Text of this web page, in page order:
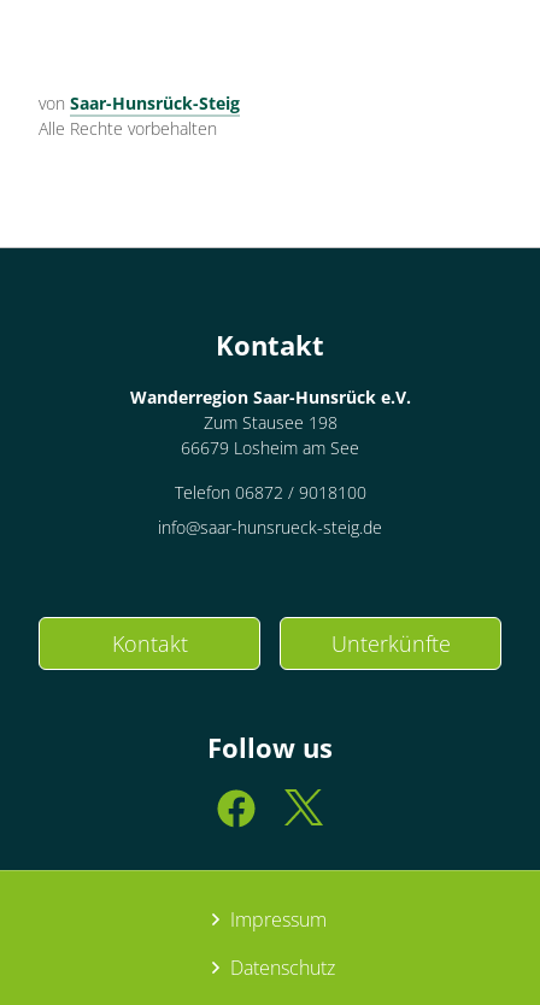
von Saar-Hunsrück-Steig
Alle Rechte vorbehalten
Kontakt
Wanderregion Saar-Hunsrück e.V.
Zum Stausee 198
66679 Losheim am See
Telefon 06872 / 9018100
info@saar-hunsrueck-steig.de
Kontakt Unterkünfte
Follow us
Impressum
Datenschutz